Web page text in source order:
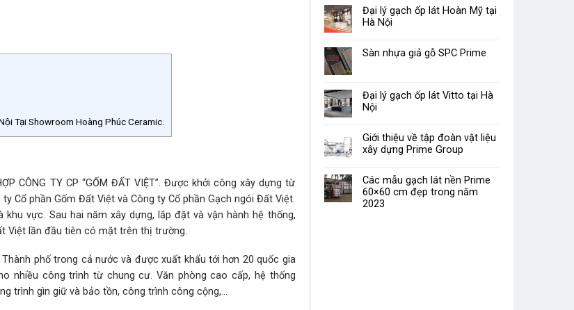
Tại Showroom Hoàng Phúc Ceramic.
CÔNG TY CP “GỐM ĐẤT VIỆT”. Được khởi công xây dựng từ
Cổ phần Gốm Đất Việt và Công ty Cổ phần Gạch ngói Đất Việt.
vực. Sau hai năm xây dựng, lắp đặt và vận hành hệ thống,
Việt lần đầu tiên có mặt trên thị trường.
phố trong cả nước và được xuất khẩu tới hơn 20 quốc gia
nhiều công trình từ chung cư. Văn phòng cao cấp, hệ thống
trình gìn giữ và bảo tồn, công trình công cộng,…
Đại lý gạch ốp lát Hoàn Mỹ tại
Hà Nội
Sàn nhựa giả gỗ SPC Prime
Đại lý gạch ốp lát Vitto tại Hà
Nội
Giới thiệu về tập đoàn vật liệu
xây dựng Prime Group
Các mẫu gạch lát nền Prime
60×60 cm đẹp trong năm
2023